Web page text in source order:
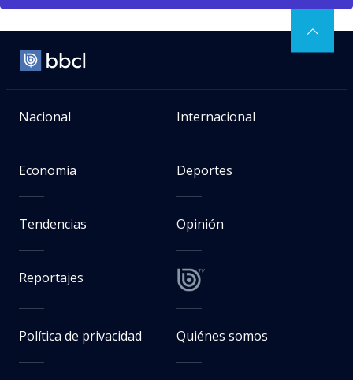
Nacional Internacional
Economía Deportes
Tendencias Opinión
Reportajes
Política de privacidad Quiénes somos